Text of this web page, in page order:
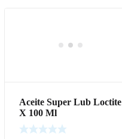
Aceite Super Lub Loctite
X 100 Ml